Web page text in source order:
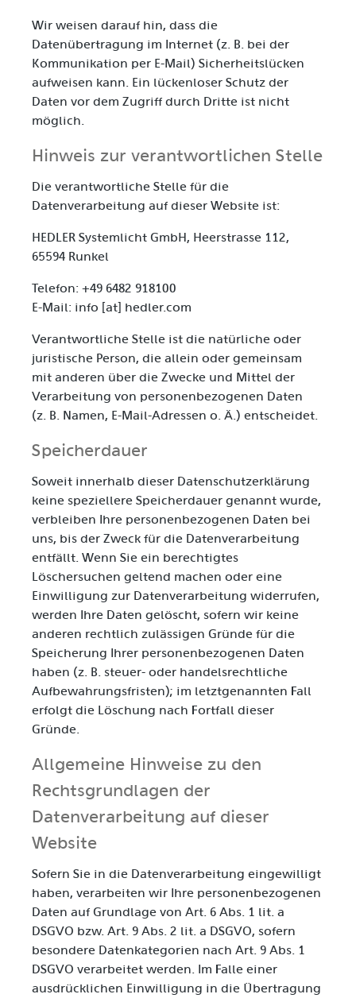
Wir weisen darauf hin, dass die
Datenübertragung im Internet (z. B. bei der
Kommunikation per E-Mail) Sicherheitslücken
aufweisen kann. Ein lückenloser Schutz der
Daten vor dem Zugriff durch Dritte ist nicht
möglich.
Hinweis zur verantwortlichen Stelle
Die verantwortliche Stelle für die
Datenverarbeitung auf dieser Website ist:
HEDLER Systemlicht GmbH, Heerstrasse 112,
65594 Runkel
Telefon: +49 6482 918100
E-Mail: info [at] hedler.com
Verantwortliche Stelle ist die natürliche oder
juristische Person, die allein oder gemeinsam
mit anderen über die Zwecke und Mittel der
Verarbeitung von personenbezogenen Daten
(z. B. Namen, E-Mail-Adressen o. Ä.) entscheidet.
Speicherdauer
Soweit innerhalb dieser Datenschutzerklärung
keine speziellere Speicherdauer genannt wurde,
verbleiben Ihre personenbezogenen Daten bei
uns, bis der Zweck für die Datenverarbeitung
entfällt. Wenn Sie ein berechtigtes
Löschersuchen geltend machen oder eine
Einwilligung zur Datenverarbeitung widerrufen,
werden Ihre Daten gelöscht, sofern wir keine
anderen rechtlich zulässigen Gründe für die
Speicherung Ihrer personenbezogenen Daten
haben (z. B. steuer- oder handelsrechtliche
Aufbewahrungsfristen); im letztgenannten Fall
erfolgt die Löschung nach Fortfall dieser
Gründe.
Allgemeine Hinweise zu den
Rechtsgrundlagen der
Datenverarbeitung auf dieser
Website
Sofern Sie in die Datenverarbeitung eingewilligt
haben, verarbeiten wir Ihre personenbezogenen
Daten auf Grundlage von Art. 6 Abs. 1 lit. a
DSGVO bzw. Art. 9 Abs. 2 lit. a DSGVO, sofern
besondere Datenkategorien nach Art. 9 Abs. 1
DSGVO verarbeitet werden. Im Falle einer
ausdrücklichen Einwilligung in die Übertragung